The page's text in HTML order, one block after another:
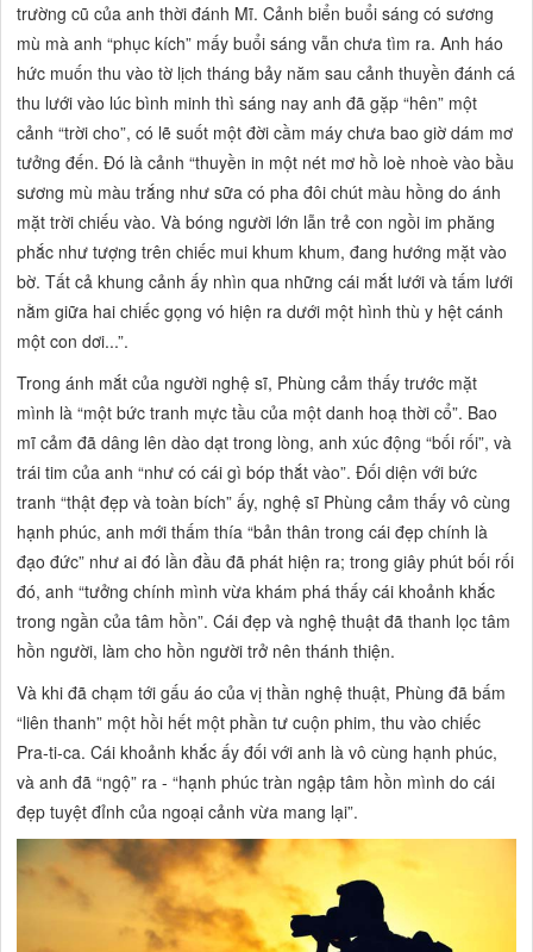
trường cũ của anh thời đánh Mĩ. Cảnh biển buổi sáng có sương
mù mà anh“phục kích” mấy buổi sáng vẫn chưa tìm ra. Anh háo
hức muốn thu vào tờ lịch tháng bảy năm sau cảnh thuyền đánh cá
thu lưới vào lúc bình minh thì sáng nay anh đã gặp“hên” một
cảnh“trời cho”, có lẽ suốt một đời cầm máy chưa bao giờ dám mơ
tưởng đến. Đó là cảnh“thuyền in một nét mơ hồ loè nhoè vào bầu
sương mù màu trắng như sữa có pha đôi chút màu hồng do ánh
mặt trời chiếu vào. Và bóng người lớn lẫn trẻ con ngồi im phăng
phắc như tượng trên chiếc mui khum khum, đang hướng mặt vào
bờ. Tất cả khung cảnh ấy nhìn qua những cái mắt lưới và tấm lưới
nằm giữa hai chiếc gọng vó hiện ra dưới một hình thù y hệt cánh
một con dơi...”.
Trong ánh mắt của người nghệ sĩ, Phùng cảm thấy trước mặt
mình là“một bức tranh mực tầu của một danh hoạ thời cổ”. Bao
mĩ cảm đã dâng lên dào dạt trong lòng, anh xúc động“bối rối”, và
trái tim của anh“như có cái gì bóp thắt vào”. Đối diện với bức
tranh“thật đẹp và toàn bích” ấy, nghệ sĩ Phùng cảm thấy vô cùng
hạnh phúc, anh mới thấm thía“bản thân trong cái đẹp chính là
đạo đức” như ai đó lần đầu đã phát hiện ra; trong giây phút bối rối
đó, anh“tưởng chính mình vừa khám phá thấy cái khoảnh khắc
trong ngần của tâm hồn”. Cái đẹp và nghệ thuật đã thanh lọc tâm
hồn người, làm cho hồn người trở nên thánh thiện.
Và khi đã chạm tới gấu áo của vị thần nghệ thuật, Phùng đã bấm
“liên thanh” một hồi hết một phần tư cuộn phim, thu vào chiếc
Pra-ti-ca. Cái khoảnh khắc ấy đối với anh là vô cùng hạnh phúc,
và anh đã“ngộ” ra- “hạnh phúc tràn ngập tâm hồn mình do cái
đẹp tuyệt đỉnh của ngoại cảnh vừa mang lại”.